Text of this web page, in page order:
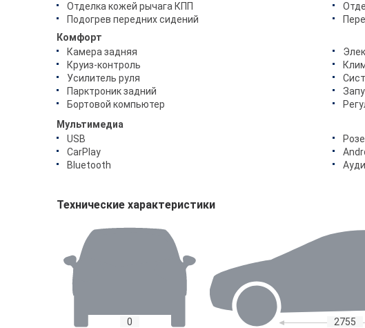
Отделка кожей рычага КПП
Подогрев передних сидений
Комфорт
Камера задняя
Круиз-контроль
Усилитель руля
Парктроник задний
Бортовой компьютер
Мультимедиа
USB
CarPlay
Bluetooth
Технические характеристики
0
2755